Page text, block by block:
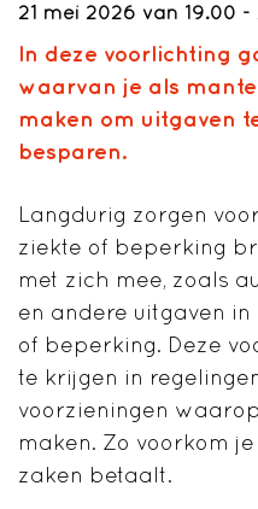
21 mei 2026 van 19.00 -
In deze voorlichting
waarvan je als
maken om uitgaven
besparen.
Langdurig zorgen
ziekte of beperking
met zich mee, zoals
en andere uitgaven
of beperking. Deze
te krijgen in
voorzieningen
maken. Zo voorkom
zaken betaalt.